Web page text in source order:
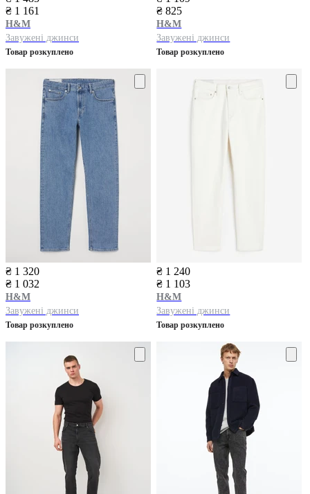
₴ 1 161
H&M
Завужені джинси
Товар розкуплено
₴ 825
H&M
Завужені джинси
Товар розкуплено
₴ 1 320
₴ 1 032
H&M
Завужені джинси
Товар розкуплено
₴ 1 240
₴ 1 103
H&M
Завужені джинси
Товар розкуплено